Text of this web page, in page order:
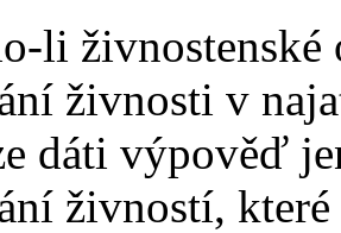
li
živnosti v
dáti výpověď
živností,